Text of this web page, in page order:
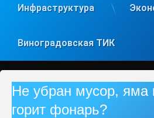
Инфраструктура
Виноградовская ТИК
Не убран мусор, яма
горит фонарь?